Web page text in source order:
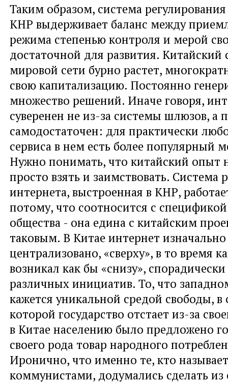
Таким образом, система
КНР выдерживает баланс между
режима степенью контроля и мерой
достаточной для развития. Китайский
мировой сети бурно растет,
свою капитализацию. Постоянно
множество решений. Иначе говоря,
суверенен не из-за системы шлюзов, а
самодостаточен: для практически
сервиса в нем есть более популярный
Нужно понимать, что китайский опыт
просто взять и заимствовать. Система
интернета, выстроенная в КНР,
потому, что соотносится с
общества - она едина с китайским
таковым. В Китае интернет изначально
централизовано, «сверху», в то время
возникал как бы «снизу»,
различных инициатив. То, что
кажется уникальной средой свободы, в
которой государство отстает из-за
в Китае населению было предложено
своего рода товар народного
Иронично, что именно те, кто
коммунистами, додумались сделать из